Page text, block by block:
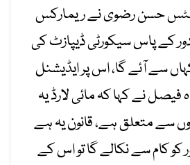
حسن رضوی نے ریمارکس
کے پاس سیکورٹیڈیپازٹکی
سےآئےگا، اس پر ایڈیشنل
فیصلنےکہاکہمائیلارڈیہ
سےمتعلقہے،قانونیہہے
کو کام سے نکالے گا تو اس کے